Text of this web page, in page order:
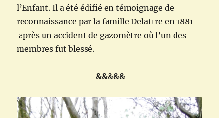
l’Enfant. Il a été édifié en témoignage de
reconnaissance par la famille Delattre en 1881
après un accident de gazomètre où l’un des
membres fut blessé.
&&&&&